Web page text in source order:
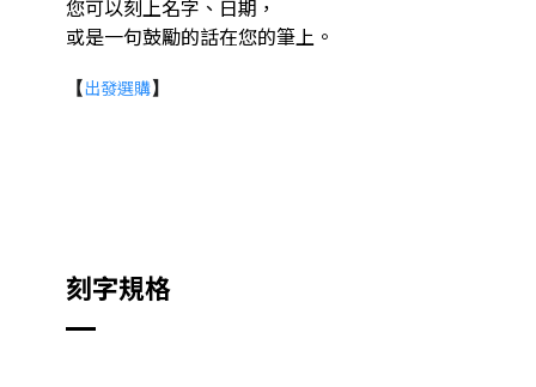
您可以刻上名字、日期，
或是一句鼓勵的話在您的筆上。
【出發選購】
刻字規格